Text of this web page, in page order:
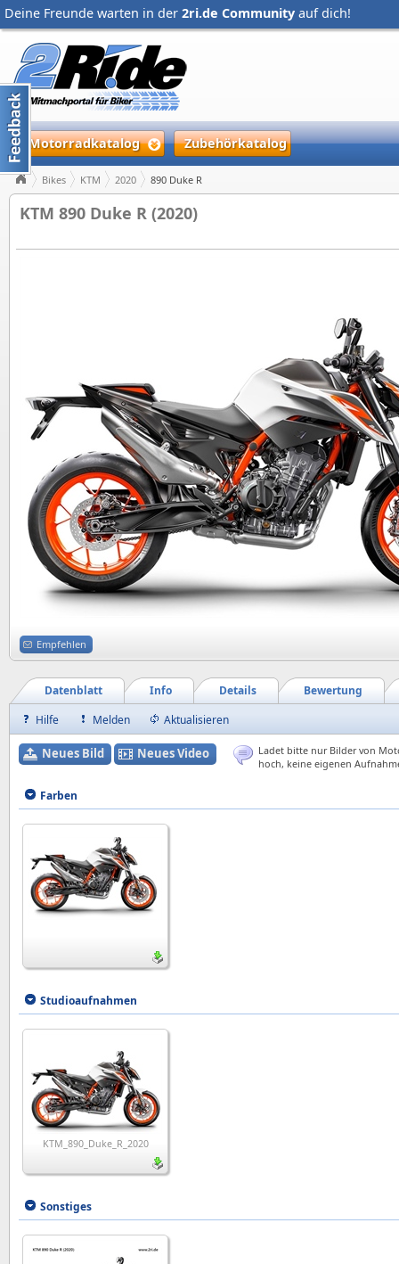
Deine Freunde warten in der 2ri.de Community auf dich!
Motorradkatalog Zubehörkatalog
Bikes KTM 2020 890 Duke R
KTM 890 Duke R (2020)
Empfehlen
Bewertung
Details
Info
Datenblatt
Hilfe
Melden Aktualisieren
Neues Bild Neues Video
Ladet bitte nur Bilder von
hoch, keine eigenen
Farben
Studioaufnahmen
KTM_890_Duke_R_2020
Sonstiges